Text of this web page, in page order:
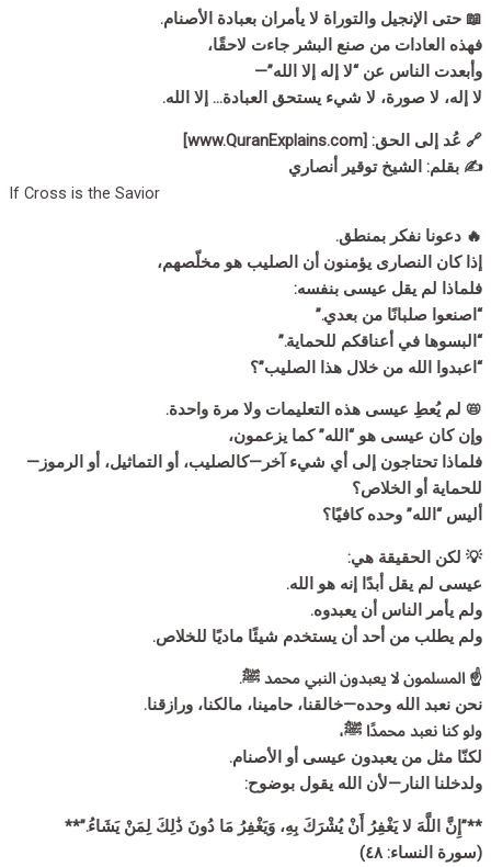
📖 حتى الإنجيل والتوراة لا يأمران بعبادة الأصنام.
فهذه العادات من صنع البشر جاءت لاحقًا،
وأبعدت الناس عن “لا إله إلا الله”—
لا إله، لا صورة، لا شيء يستحق العبادة… إلا الله.
🔗 عُد إلى الحق: [www.QuranExplains.com]
✍️ بقلم: الشيخ توقير أنصاري
If Cross is the Savior
🔥 دعونا نفكر بمنطق.
إذا كان النصارى يؤمنون أن الصليب هو مخلّصهم،
فلماذا لم يقل عيسى بنفسه:
“اصنعوا صلبانًا من بعدي.”
“البسوها في أعناقكم للحماية.”
“اعبدوا الله من خلال هذا الصليب”؟
📛 لم يُعطِ عيسى هذه التعليمات ولا مرة واحدة.
وإن كان عيسى هو “الله” كما يزعمون،
فلماذا تحتاجون إلى أي شيء آخر—كالصليب، أو التماثيل، أو الرموز—
للحماية أو الخلاص؟
أليس “الله” وحده كافيًا؟
💡 لكن الحقيقة هي:
عيسى لم يقل أبدًا إنه هو الله.
ولم يأمر الناس أن يعبدوه.
ولم يطلب من أحد أن يستخدم شيئًا ماديًا للخلاص.
☝️ المسلمون لا يعبدون النبي محمد ﷺ.
نحن نعبد الله وحده—خالقنا، حامينا، مالكنا، ورازقنا.
ولو كنا نعبد محمدًا ﷺ،
لكنّا مثل من يعبدون عيسى أو الأصنام.
ولدخلنا النار—لأن الله يقول بوضوح:
**”إِنَّ اللَّهَ لا يَغْفِرُ أَنْ يُشْرَكَ بِهِ، وَيَغْفِرُ مَا دُونَ ذَٰلِكَ لِمَنْ يَشَاءُ.”**
(سورة النساء: ٤٨)